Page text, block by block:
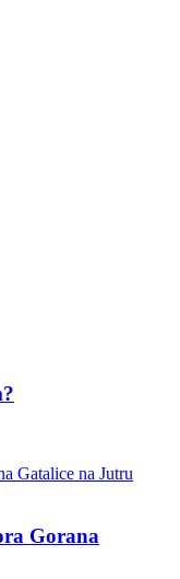
Gorana